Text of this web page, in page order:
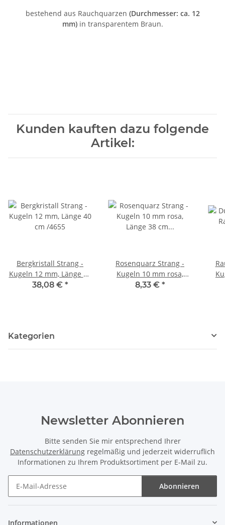
bestehend aus Rauchquarzen (Durchmesser: ca. 12
mm) in transparentem Braun.
Kunden kauften dazu folgende
Artikel:
Bergkristall Strang -
Kugeln 12 mm, Länge 40
cm /4655
38,08 € *
Rosenquarz Strang -
Kugeln 10 mm rosa,
Länge 38 cm /1598
8,33 € *
Kategorien
Newsletter Abonnieren
Bitte senden Sie mir entsprechend Ihrer
Datenschutzerklärung regelmäßig und jederzeit widerruflich
Informationen zu Ihrem Produktsortiment per E-Mail zu.
Abonnieren
Informationen